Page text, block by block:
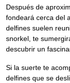
Después de
fondeará cerca del
delfines suelen
snorkel, te
descubrir un
Si la suerte te
delfines que se